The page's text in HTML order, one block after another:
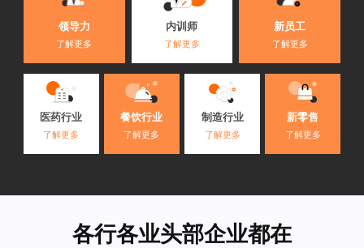
领导力
了解更多
内训师
了解更多
新员工
了解更多
医药行业
了解更多
餐饮行业
了解更多
制造行业
了解更多
新零售
了解更多
各行各业头部企业都在